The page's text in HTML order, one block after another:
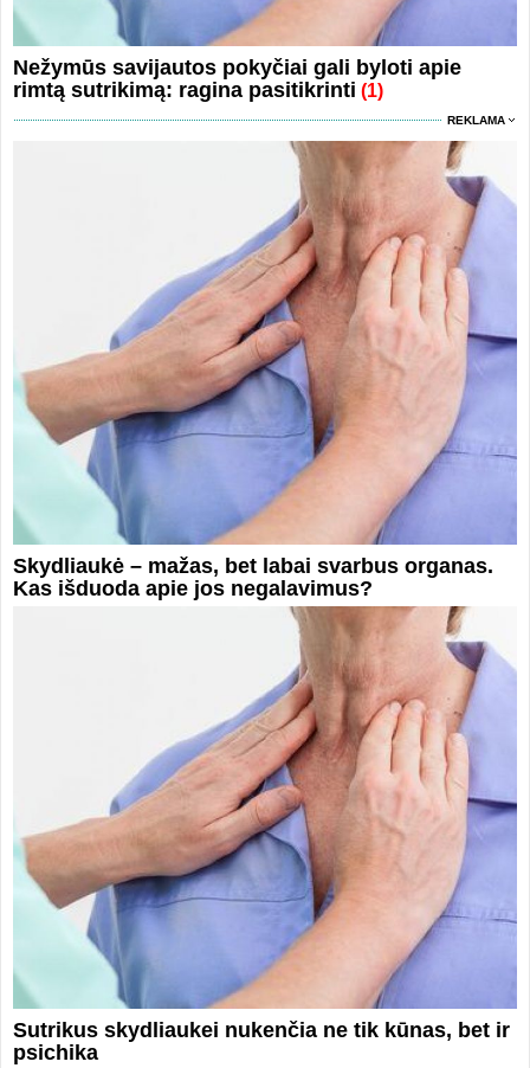
Nežymūs savijautos pokyčiai gali byloti apie
rimtą sutrikimą: ragina pasitikrinti (1)
REKLAMA
Skydliaukė – mažas, bet labai svarbus organas.
Kas išduoda apie jos negalavimus?
Sutrikus skydliaukei nukenčia ne tik kūnas, bet ir
psichika